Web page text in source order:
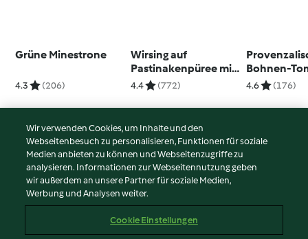
Grüne Minestrone
4.3 (206)
Wirsing auf
Pastinakenpüree mit
Cranberrys und
4.4 (772)
Bohnen-
Topf
4.6 (176)
© Copyright 2026
Nutzungsbedingungen
Datenschutzrichtlinien
Impressum
Wir verwenden Cookies, um Inhalte und den
Webseitenbesuch zu personalisieren, Funktionen für soziale
Medien anbieten zu können und Webseitenzugriffe zu
analysieren. Informationen zur Webseitennutzung geben
wir außerdem an unsere Partner für soziale Medien,
Werbung und Analysen weiter.
Cookie Einstellungen